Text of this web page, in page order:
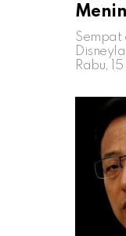
Sempat
Rabu,